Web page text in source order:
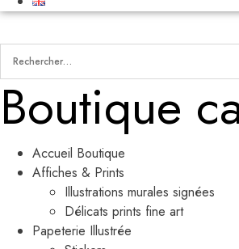
Boutique
Accueil Boutique
Affiches & Prints
Illustrations murales signées
Délicats prints fine art
Papeterie Illustrée